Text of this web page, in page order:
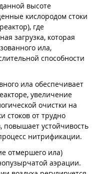
высоте
кислородом стоки
где
загрузка, которая
ила,
способности
ила обеспечивает
увеличение
очистки на
стоков от трудно
повышает устойчивость
нитрификации.
отмершего ила)
аэрации.